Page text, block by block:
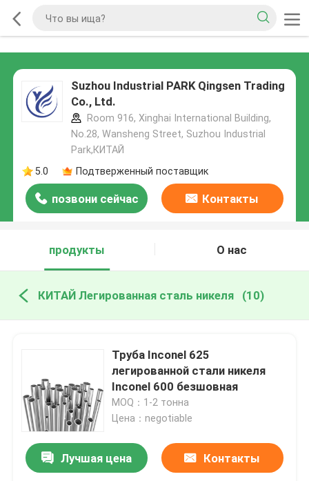
Suzhou Industrial PARK Qingsen Trading
Co., Ltd.
Room 916, Xinghai International Building,
No.28, Wansheng Street, Suzhou Industrial
Park,КИТАЙ
5.0
Подтверженный поставщик
позвони сейчас Контакты
продукты О нас
КИТАЙ Легированная сталь никеля (10)
Труба Inconel 625
легированной стали никеля
Inconel 600 безшовная
MOQ：1-2 тонна
Цена：negotiable
Лучшая цена Контакты